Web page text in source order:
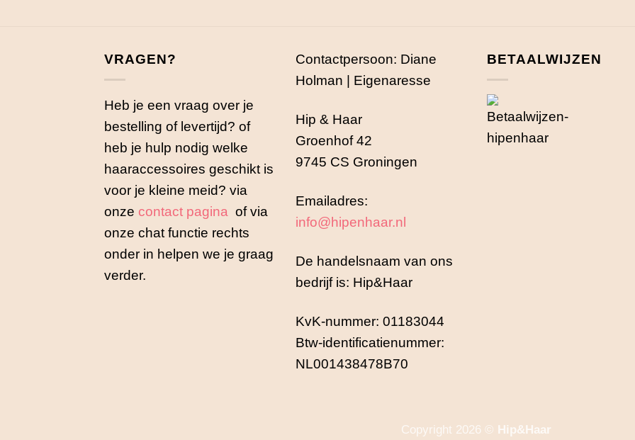
VRAGEN?
Heb je een vraag over je
bestelling of levertijd? of
heb je hulp nodig welke
haaraccessoires geschikt is
voor je kleine meid? via
onze contact pagina of via
onze chat functie rechts
onder in helpen we je graag
verder.
Contactpersoon: Diane
Holman | Eigenaresse
Hip & Haar
Groenhof 42
9745 CS Groningen
Emailadres:
info@hipenhaar.nl
De handelsnaam van ons
bedrijf is: Hip&Haar
KvK-nummer: 01183044
Btw-identificatienummer:
NL001438478B70
BETAALWIJZEN
Copyright 2026 © Hip&Haar